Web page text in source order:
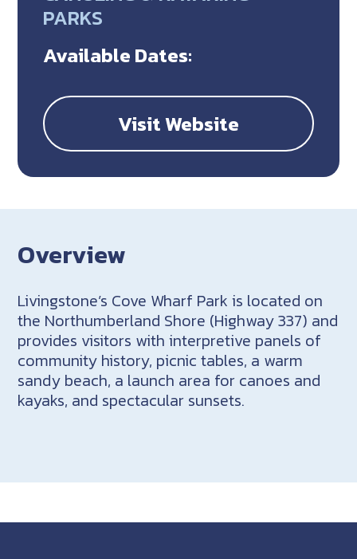
PARKS
Available Dates:
Visit Website
Overview
Livingstone’s Cove Wharf Park is located on
the Northumberland Shore (Highway 337) and
provides visitors with interpretive panels of
community history, picnic tables, a warm
sandy beach, a launch area for canoes and
kayaks, and spectacular sunsets.